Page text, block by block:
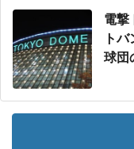
電撃
ト
球団